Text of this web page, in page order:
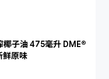
子油 475毫升 DME®
鲜原味